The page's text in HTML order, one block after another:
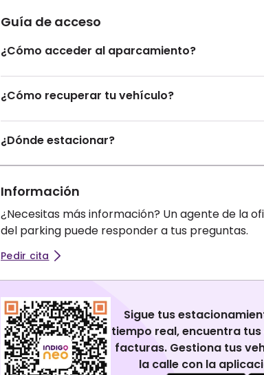
Guía de acceso
¿Cómo acceder al aparcamiento?
¿Cómo recuperar tu vehículo?
¿Dónde estacionar?
Información
¿Necesitas más información? Un agente de la
del parking puede responder a tus preguntas.
Pedir cita
Sigue tus
tiempo real, encuentra
facturas. Gestiona tus
la calle con la